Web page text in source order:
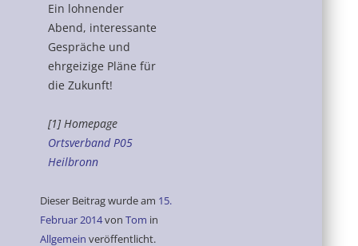
Ein lohnender
Abend, interessante
Gespräche und
ehrgeizige Pläne für
die Zukunft!
[1] Homepage
Ortsverband P05
Heilbronn
Dieser Beitrag wurde am 15.
Februar 2014von Tom in
Allgemein veröffentlicht.